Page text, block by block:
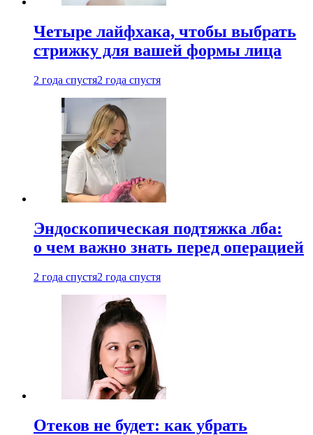
Четыре лайфхака, чтобы выбрать
стрижку для вашей формы лица
2 года спустя2 года спустя
Эндоскопическая подтяжка лба:
о чем важно знать перед операцией
2 года спустя2 года спустя
Отеков не будет: как убрать